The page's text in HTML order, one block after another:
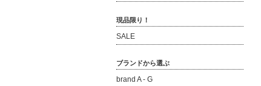
現品限り！
SALE
ブランドから選ぶ
brand A - G